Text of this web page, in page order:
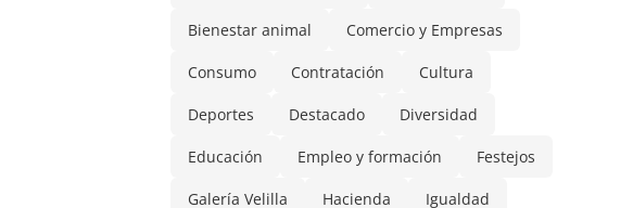
Bienestar animal Comercio y Empresas
Consumo Contratación Cultura
Deportes Destacado Diversidad
Educación Empleo y formación Festejos
Galería Velilla Hacienda Igualdad